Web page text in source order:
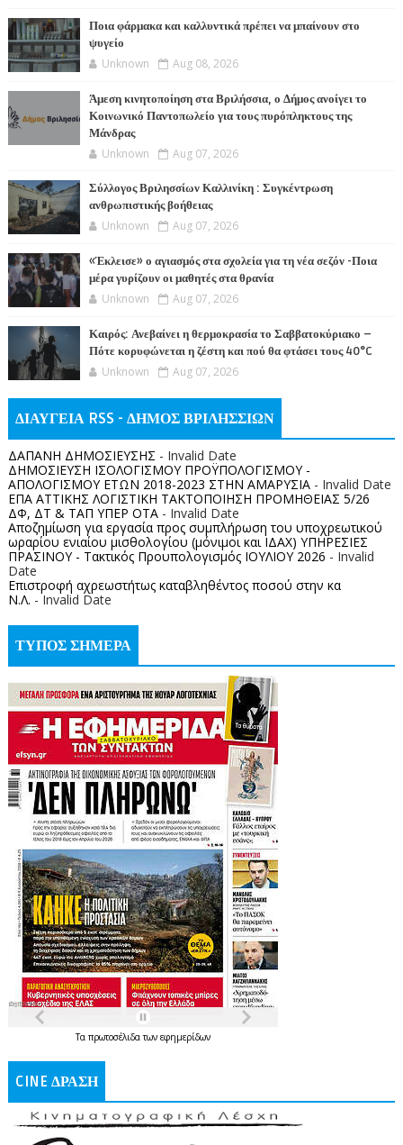
Ποια φάρμακα και καλλυντικά πρέπει να μπαίνουν στο
ψυγείο
Unknown Aug 08, 2026
Άμεση κινητοποίηση στα Βριλήσσια, ο Δήμος ανοίγει το
Κοινωνικό Παντοπωλείο για τους πυρόπληκτους της
Μάνδρας
Unknown Aug 07, 2026
Σύλλογος Βριλησσίων Καλλινίκη : Συγκέντρωση
ανθρωπιστικής βοήθειας
Unknown Aug 07, 2026
«Έκλεισε» ο αγιασμός στα σχολεία για τη νέα σεζόν -Ποια
μέρα γυρίζουν οι μαθητές στα θρανία
Unknown Aug 07, 2026
Καιρός: Ανεβαίνει η θερμοκρασία το Σαββατοκύριακο –
Πότε κορυφώνεται η ζέστη και πού θα φτάσει τους 40°C
Unknown Aug 07, 2026
ΔΙΑΥΓΕΙΑ RSS - ΔΗΜΟΣ ΒΡΙΛΗΣΣΙΩΝ
ΔΑΠΑΝΗ ΔΗΜΟΣΙΕΥΣΗΣ - Invalid Date
ΔΗΜΟΣΙΕΥΣΗ ΙΣΟΛΟΓΙΣΜΟΥ ΠΡΟΫΠΟΛΟΓΙΣΜΟΥ -
ΑΠΟΛΟΓΙΣΜΟΥ ΕΤΩΝ 2018-2023 ΣΤΗΝ ΑΜΑΡΥΣΙΑ- Invalid Date
ΕΠΑ ΑΤΤΙΚΗΣ ΛΟΓΙΣΤΙΚΗ ΤΑΚΤΟΠΟΙΗΣΗ ΠΡΟΜΗΘΕΙΑΣ 5/26
ΔΦ, ΔΤ & ΤΑΠ ΥΠΕΡ ΟΤΑ- Invalid Date
Αποζημίωση για εργασία προς συμπλήρωση του υποχρεωτικού
ωραρίου ενιαίου μισθολογίου (μόνιμοι και ΙΔΑΧ) ΥΠΗΡΕΣΙΕΣ
ΠΡΑΣΙΝΟΥ - Τακτικός Προυπολογισμός ΙΟΥΛΙΟΥ 2026 - Invalid
Date
Επιστροφή αχρεωστήτως καταβληθέντος ποσoύ στην κα
Ν.Λ. - Invalid Date
ΤΥΠΟΣ ΣΗΜΕΡΑ
Τα πρωτοσέλιδατων εφημερίδων
CINE ΔΡΑΣΗ